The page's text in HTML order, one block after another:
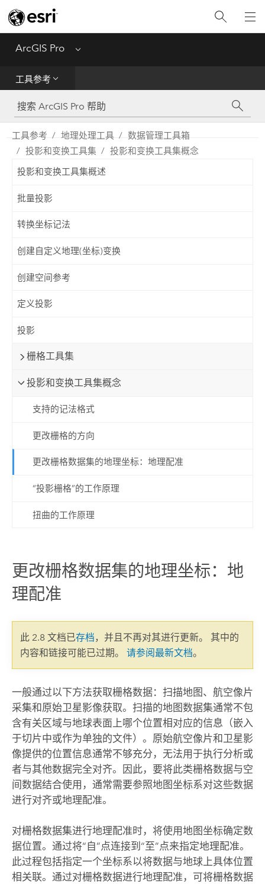
ArcGIS Pro Menu
工具参考
工具参考
Python
SDK
工具参考 地理处理工具
数据管理工具箱
投影和变换工具集
投影和变换工具集概念
投影和变换工具集概述
批量投影
转换坐标记法
创建自定义地理(坐标)变换
创建空间参考
定义投影
投影
栅格工具集
投影和变换工具集概念
支持的记法格式
更改栅格的方向
更改栅格数据集的地理坐标：地理配准
“投影栅格”的工作原理
扭曲的工作原理
更改栅格数据集的地理坐标：地
理配准
此 2.8 文档已存档，并且不再对其进行更新。 其中的
内容和链接可能已过期。 请参阅最新文档。
一般通过以下方法获取栅格数据：扫描地图、航空像片
采集和原始卫星影像获取。扫描的地图数据集通常不包
含有关区域与地球表面上哪个位置相对应的信息（嵌入
于切片中或作为单独的文件）。原始航空像片和卫星影
像提供的位置信息通常不够充分，无法用于执行分析或
者与其他数据完全对齐。因此，要将此类栅格数据与空
间数据结合使用，通常需要参照地图坐标系对这些数据
进行对齐或地理配准。
对栅格数据集进行地理配准时，将使用地图坐标确定数
据位置。通过将“自”点连接到“至”点来指定地理配准。
此过程包括指定一个坐标系以将数据与地球上具体位置
相关联。通过对栅格数据进行地理配准，可将栅格数据